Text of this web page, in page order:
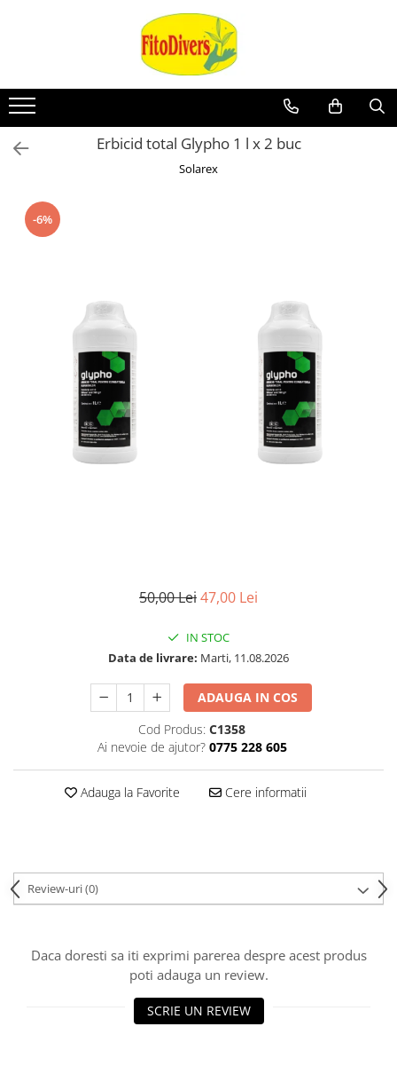
Erbicid total Glypho 1 l x 2 buc
Solarex
-6%
50,00 Lei47,00 Lei
IN STOC
Data de livrare: Marti, 11.08.2026
ADAUGA IN COS
Cod Produs: C1358
Ai nevoie de ajutor? 0775 228 605
Adauga la Favorite Cere informatii
Review-uri(0)
Daca doresti sa iti exprimi parerea despre acest produs
poti adauga un review.
SCRIE UN REVIEW